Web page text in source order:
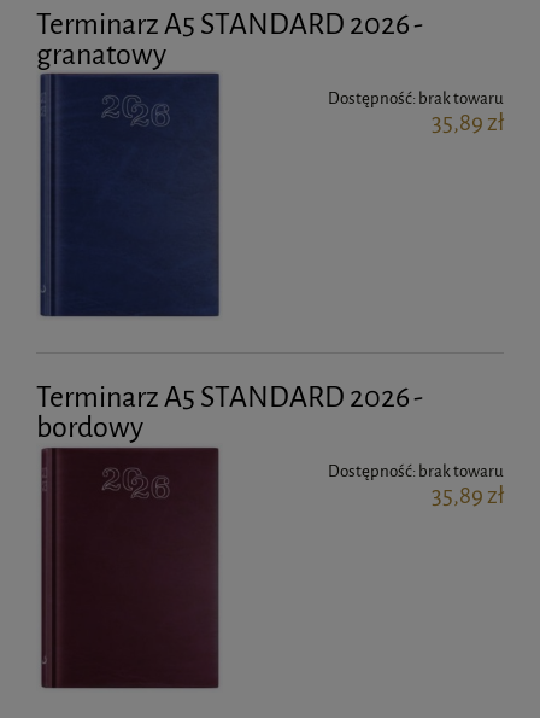
Terminarz A5 STANDARD 2026 -
granatowy
Dostępność: brak towaru
35,89 zł
Terminarz A5 STANDARD 2026 -
bordowy
Dostępność: brak towaru
35,89 zł